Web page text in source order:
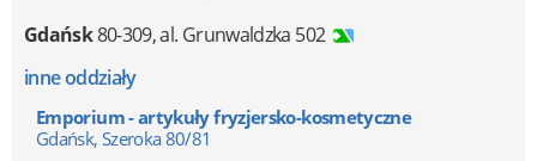
Gdańsk80-309,al. Grunwaldzka 502
inne oddziały
Emporium - artykuły fryzjersko-kosmetyczne
Gdańsk, Szeroka 80/81